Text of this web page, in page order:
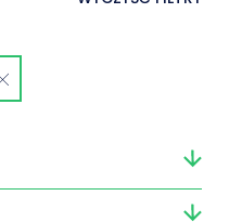
DO NEWSLETTERA